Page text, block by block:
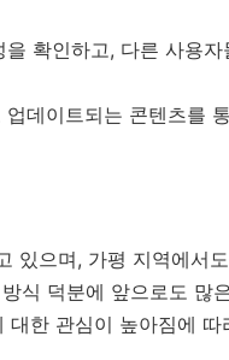
확인하고, 다른 사용
데이트되는 콘텐츠를
있으며, 가평 지역에서
식 덕분에 앞으로도 많
한 관심이 높아짐에 따